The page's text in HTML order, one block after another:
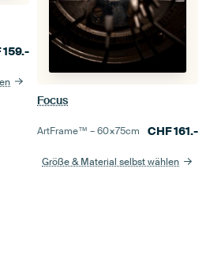
159.-
Focus
ArtFrame™ –60×75cm CHF161.-
Größe & Material selbst wählen